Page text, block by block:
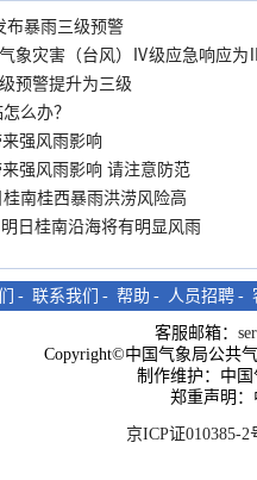
布暴雨三级预警
象灾害（台风）Ⅳ级应急响应
预警提升为三级
么办？
强风雨影响
强风雨影响 请注意防范
南桂西暴雨洪涝风险高
日桂南沿海将有明显风雨
- 联系我们 - 帮助 - 人员招聘 -
客服邮箱：
Copyright©中国气象局公共
制作维护：中
郑重声明
京ICP证010385-2